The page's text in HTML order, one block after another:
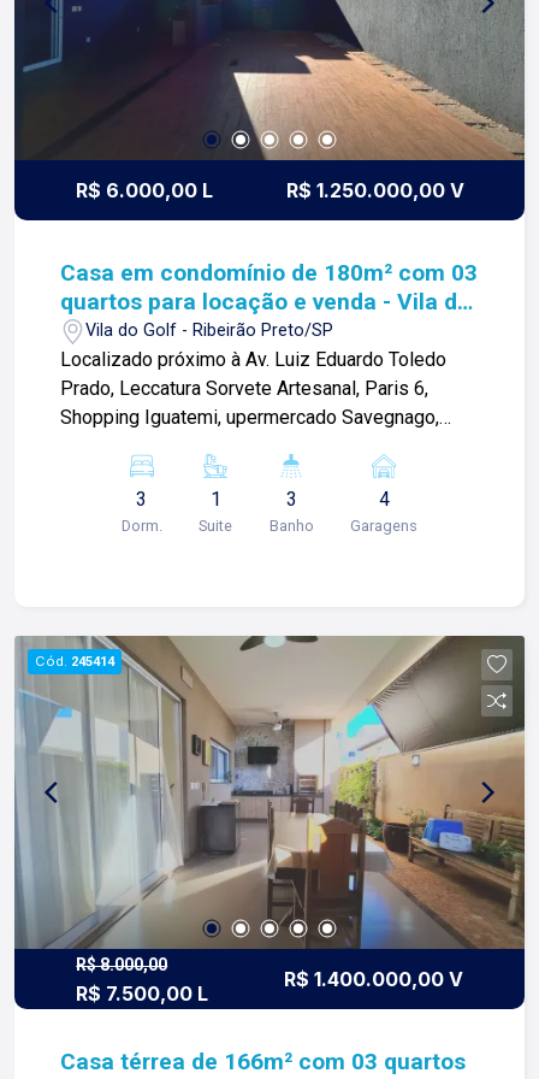
informações e agendar visita, entre em contato.
Lago é RELACIONAMENTO! Desde 1987 esta é a
nossa missão, nosso propósito e o verdadeiro
sentido de tudo que fazemos. Todos os dias
construímos laços fortes e indeléveis com
nossos proprietários e clientes. Somos uma
imobiliária que equilibra a tradicionalidade com o
sua principal imobiliária em Ribeirão Preto!
R$ 6.000,00 L R$ 1.250.000,00 V
Casa em condomínio de 180m² com 03
quartos para locação e venda - Vila do
GolfVila do Golf - Ribeirão Preto/SP
Localizado próximo à Av. Luiz Eduardo Toledo
Prado, Leccatura Sorvete Artesanal, Paris 6,
Shopping Iguatemi, upermercado Savegnago,
sobrado de 124m² com: -03 quartos sendo 01
suíte; -Sala 02 ambientes; -01 lavabo; -Cozinha; -
Varanda gourmet com churrasqueira; -Piscina;
areia; -Quadra de tênis; -Salão de festa; -
Marketplace 24h; -Ronda motorizada; Para mais
informações e agendar visita, entre em contato.
Lago é RELACIONAMENTO! Desde 1987 esta é a
nossa missão, nosso propósito e o verdadeiro
sentido de tudo que fazemos. Todos os dias
construímos laços fortes e indeléveis com
nossos proprietários e clientes. Somos uma
imobiliária que equilibra a tradicionalidade com o
arrojo e a força comercial da atualidade. A Lago é
sua principal imobiliária em Ribeirão Preto!
3
Dorm.
1
Suite
3
Banho
4
Garagens
Cód. 245414
R$ 8.000,00
R$ 7.500,00 L
R$ 1.400.000,00 V
Casa térrea de 166m² com 03 quartos